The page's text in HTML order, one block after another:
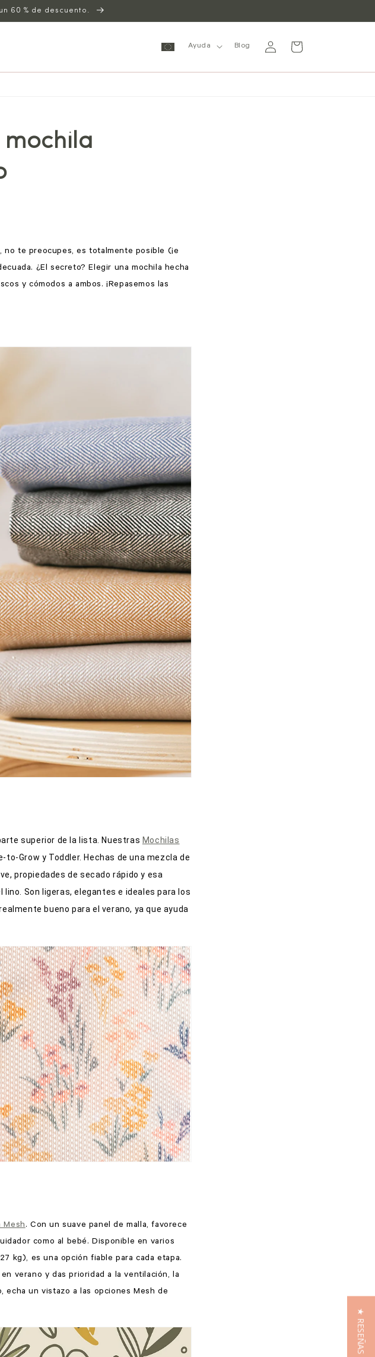
60 % de descuento.
Ayuda Blog
sesión
Carrito
mochila
no te preocupes, es totalmente posible (¡e
¿El secreto? Elegir una mochila hecha
y cómodos a ambos. ¡Repasemos las
superior de la lista. Nuestras Mochilas
Grow y Toddler. Hechas de una mezcla de
propiedades de secado rápido y esa
Son ligeras, elegantes e ideales para los
bueno para el verano, ya que ayuda
Mesh. Con un suave panel de malla, favorece
como al bebé. Disponible en varios
kg), es una opción fiable para cada etapa.
verano y das prioridad a la ventilación, la
echa un vistazo a las opciones Mesh de
★ RESEÑAS